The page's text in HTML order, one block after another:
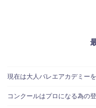
現在は大人バレエアカデミー
コンクールはプロになる為の